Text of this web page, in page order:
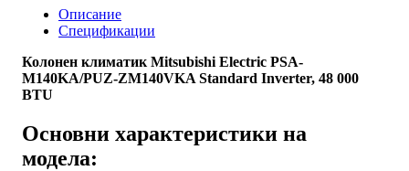
Описание
Спецификации
Колонен климатик Mitsubishi Electric PSA-
M140KA/PUZ-ZM140VKA Standard Inverter, 48 000
BTU
Основни характеристики на
модела: